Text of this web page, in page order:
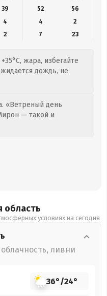
39 52
56
4 4
2
2 7 23
жара, избегайте
дождь, не
«Ветреный день
— такой и
область
условиях на сегодня
ливни
36°/24°